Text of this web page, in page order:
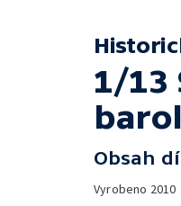
1/13
Obsah
Vyrobeno 2010